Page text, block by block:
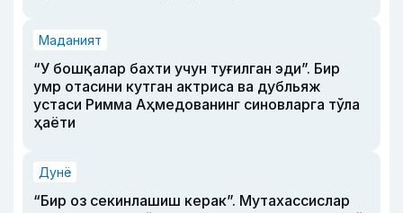
Маданият
“У бошқалар бахти учун туғилган эди”. Бир
умр отасини кутган актриса ва дубльяж
устаси Римма Аҳмедованинг синовларга тўла
ҳаёти
Дунё
“Бир оз секинлашиш керак”. Мутахассислар